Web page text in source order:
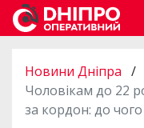
Новини Дніпра /
Чоловікам до 22
за кордон: до